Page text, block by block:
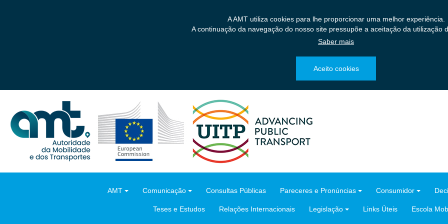
A AMT utiliza cookies para lhe proporcionar uma melhor experiência.
A continuação da navegação do nosso site pressupõe a aceitação da utilização
Saber mais
Aceito cookies
AMT Comunicação Consultas Públicas Pareceres e Pronúncias Consumidor
Teses e Estudos Relações Internacionais Legislação Links Úteis Escola